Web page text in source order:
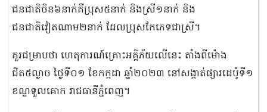
ជនជាតិចិន៦នាក់គឺប្រុស៥នាក់ និងស្រី១នាក់ និង
ជនជាតិវៀតណាម២នាក់ ដែលប្រុសកែភេទជាស្រី។
គួរជម្រាបថា ហេតុការណ៍គ្រោះអគ្គិភ័យលើនេះ តាំងពីម៉ោង
ជិត៥ល្ងាច ថ្ងៃទី០១ ខែកក្កដា ឆ្នាំ២០២៣ នៅសង្កាត់ផ្សារដេប៉ូទី១
ខណ្ឌទួលគោក រាជធានីភ្នំពេញ។